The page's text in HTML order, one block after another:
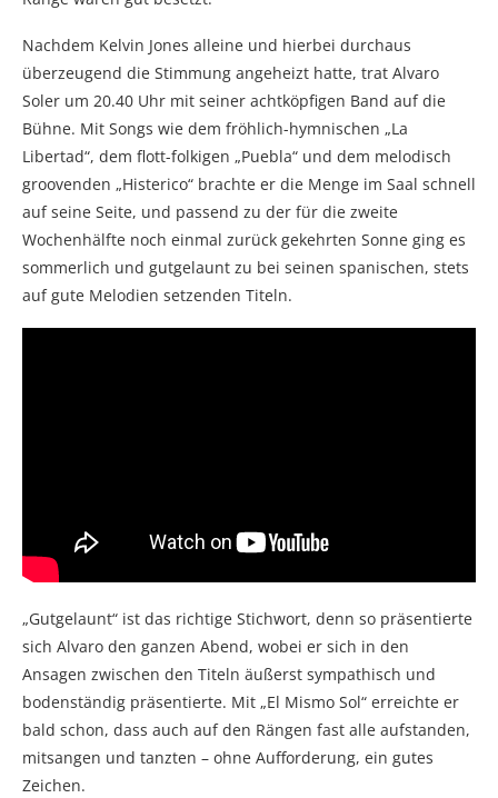
Nachdem Kelvin Jones alleine und hierbei durchaus
überzeugend die Stimmung angeheizt hatte, trat Alvaro
Soler um 20.40 Uhr mit seiner achtköpfigen Band auf die
Bühne. Mit Songs wie dem fröhlich-hymnischen „La
Libertad“, dem flott-folkigen „Puebla“ und dem melodisch
groovenden „Histerico“ brachte er die Menge im Saal schnell
auf seine Seite, und passend zu der für die zweite
Wochenhälfte noch einmal zurück gekehrten Sonne ging es
sommerlich und gutgelaunt zu bei seinen spanischen, stets
auf gute Melodien setzenden Titeln.
„Gutgelaunt“ ist das richtige Stichwort, denn so präsentierte
sich Alvaro den ganzen Abend, wobei er sich in den
Ansagen zwischen den Titeln äußerst sympathisch und
bodenständig präsentierte. Mit „El Mismo Sol“ erreichte er
bald schon, dass auch auf den Rängen fast alle aufstanden,
mitsangen und tanzten – ohne Aufforderung, ein gutes
Zeichen.